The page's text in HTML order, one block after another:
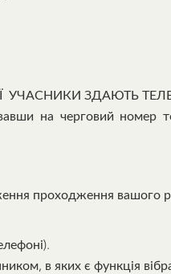
ЗДАЮТЬ
на черговий
проходження вашого
в яких є функція